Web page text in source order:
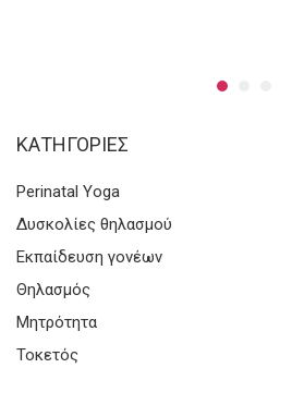
KΑΤΗΓΟΡΊΕΣ
Perinatal Yoga
Δυσκολίες θηλασμού
Εκπαίδευση γονέων
Θηλασμός
Μητρότητα
Τοκετός